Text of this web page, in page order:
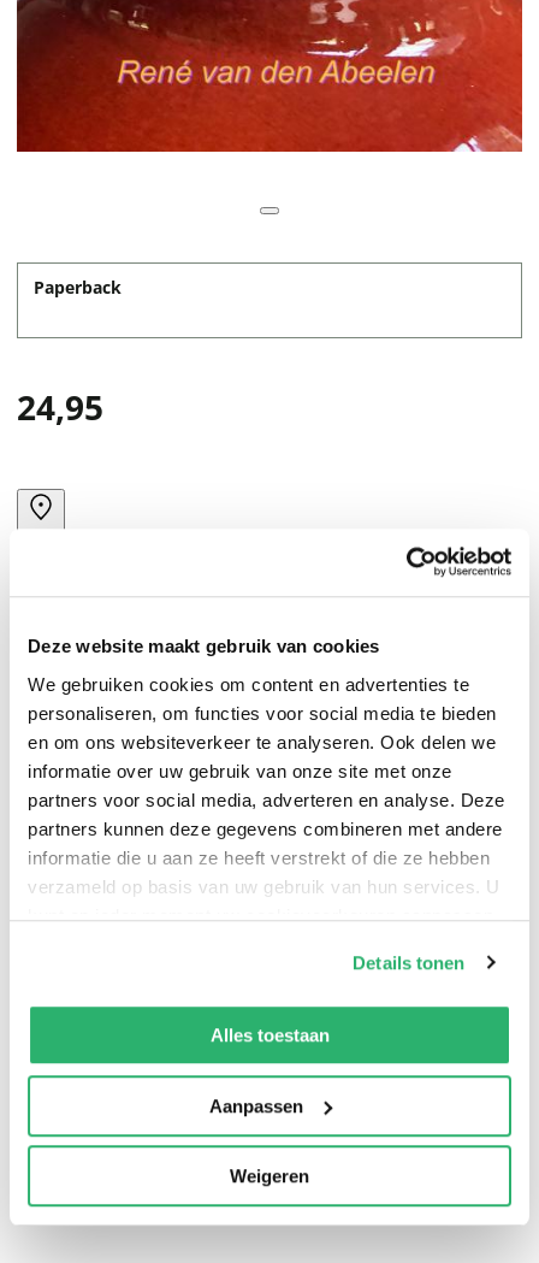
Deze website maakt gebruik van cookies
We gebruiken cookies om content en advertenties te
personaliseren, om functies voor social media te bieden
en om ons websiteverkeer te analyseren. Ook delen we
informatie over uw gebruik van onze site met onze
partners voor social media, adverteren en analyse. Deze
partners kunnen deze gegevens combineren met andere
informatie die u aan ze heeft verstrekt of die ze hebben
verzameld op basis van uw gebruik van hun services. U
kunt op ieder moment uw cookievoorkeuren aanpassen
We werken samen met13 derdendie uw gegevens
kunnen ontvangen en verwerken.
Details tonen
Alles toestaan
Aanpassen
Weigeren
Paperback
24,95
Minou, Bobbel, Pamela, Thomas, Beertje, Cowboy,
Phoenix, Connery en Clooney... Negen katten die
inspireerden tot een heleboel verhalen. Allemaal
'persoontjes' met hun dwaze gedrag, hun vriendschap,
hun belevenissen en hun moeilijke perioden:
kattenliefhebbers zullen hun hart ophalen!
lachwekkende eigenaardigheden... opgeschreven zoals
alleen een echte kattenvriend dat kan. Meer dan 300
pagina's dik: een absolute must voor fans van de
leukste diersoort op aarde! (In deze uitgave ook alle
verhalen uit ‘Perfecte Vriendjes’ dat, geïllustreerd met
foto's, in 2014 verscheen.)